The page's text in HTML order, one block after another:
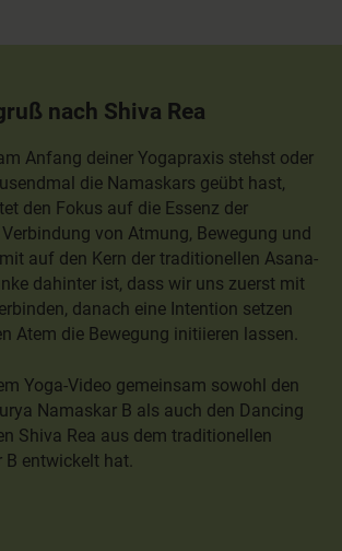
nach Shiva Rea
Anfang deiner Yogapraxis stehst oder
die Namaskars geübt hast,
den Fokus auf die Essenz der
von Atmung, Bewegung und
auf den Kern der traditionellen Asana-
dahinter ist, dass wir uns zuerst mit
danach eine Intention setzen
Atem die Bewegung initiieren lassen.
Yoga-Video gemeinsam sowohl den
Namaskar B als auch den Dancing
Shiva Rea aus dem traditionellen
entwickelt hat.